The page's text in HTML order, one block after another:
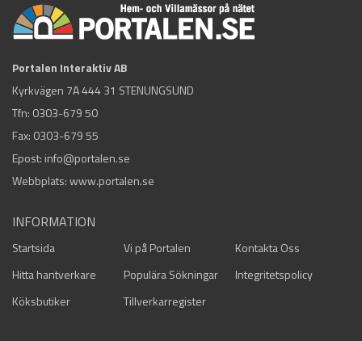
Portalen Interaktiv AB
Kyrkvägen 7A 444 31 STENUNGSUND
Tfn: 0303-679 50
Fax: 0303-679 55
Epost: info@portalen.se
Webbplats: www.portalen.se
INFORMATION
Startsida Vi på Portalen
Kontakta Oss
Hitta hantverkare
Populära Sökningar
Integritetspolicy
Köksbutiker
Tillverkarregister